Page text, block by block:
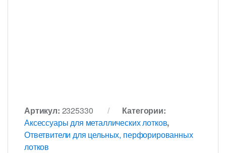
Артикул: 2325330
Категории:
Аксессуары для металлических лотков,
Ответвители для цельных, перфорированных
лотков